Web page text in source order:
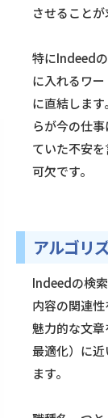
させることが
特にIndeed
に入れるワ
に直結しま
らが今の仕
ていた不安
可欠です。
アルゴリ
Indeedの検
内容の関連
魅力的な文
最適化）に
ます。